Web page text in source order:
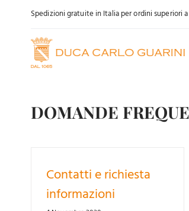
contenuto
Spedizioni gratuite in Italia per ordini superiori
DOMANDE
Contatti e richiesta
informazioni